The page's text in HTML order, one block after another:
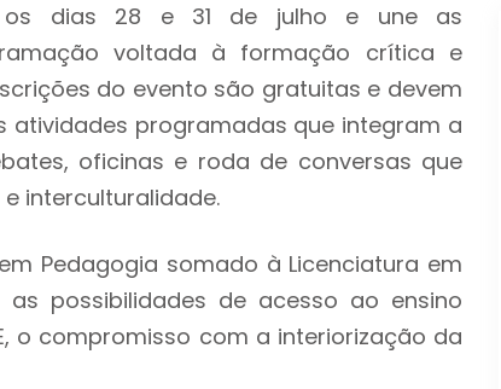
os dias 28 e 31 de julho e une as
voltada à formação crítica e
do evento são gratuitas e devem
atividades programadas que integram a
oficinas e roda de conversas que
interculturalidade.
Pedagogia somado à Licenciatura em
possibilidades de acesso ao ensino
o compromisso com a interiorização da